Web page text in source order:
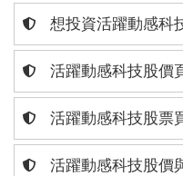
想投資活躍動感科
活躍動感科技股價
活躍動感科技股票
活躍動感科技股價